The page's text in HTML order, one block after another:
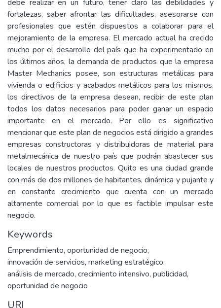
debe realizar en un futuro, tener claro las debilidades y
fortalezas, saber afrontar las dificultades, asesorarse con
profesionales que estén dispuestos a colaborar para el
mejoramiento de la empresa. El mercado actual ha crecido
mucho por el desarrollo del país que ha experimentado en
los últimos años, la demanda de productos que la empresa
Master Mechanics posee, son estructuras metálicas para
vivienda o edificios y acabados metálicos para los mismos,
los directivos de la empresa desean, recibir de este plan
todos los datos necesarios para poder ganar un espacio
importante en el mercado. Por ello es significativo
mencionar que este plan de negocios está dirigido a grandes
empresas constructoras y distribuidoras de material para
metalmecánica de nuestro país que podrán abastecer sus
locales de nuestros productos. Quito es una ciudad grande
con más de dos millones de habitantes, dinámica y pujante y
en constante crecimiento que cuenta con un mercado
altamente comercial por lo que es factible impulsar este
negocio.
Keywords
Emprendimiento, oportunidad de negocio,
innovación de servicios, marketing estratégico,
análisis de mercado, crecimiento intensivo, publicidad,
oportunidad de negocio
URI